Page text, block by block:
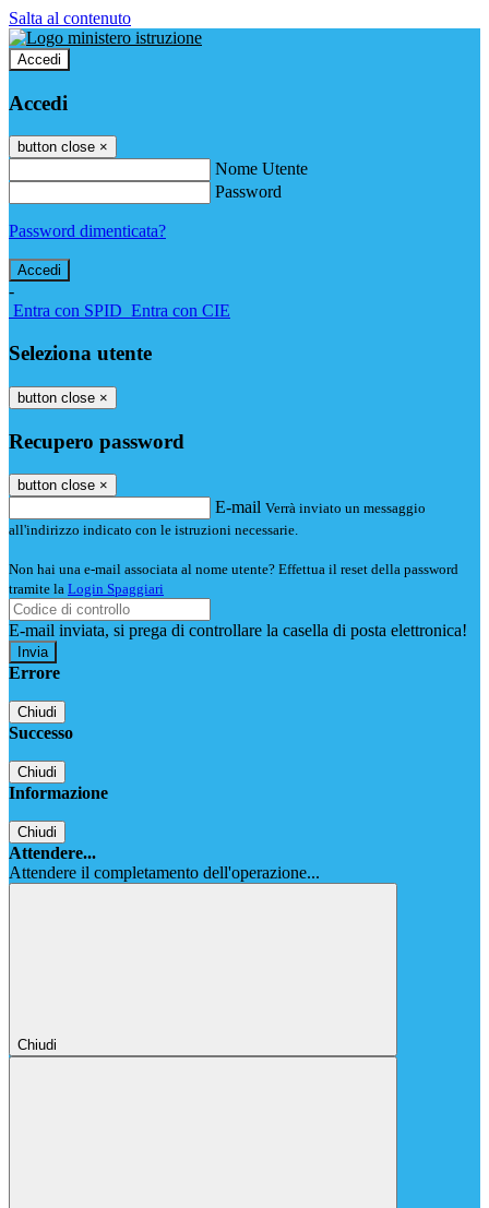
Salta al contenuto
Accedi
Accedi
button close ×
Nome Utente
Password
Password dimenticata?
-
Entra con SPID Entra con CIE
Seleziona utente
button close ×
Recupero password
button close ×
E-mail Verrà inviato un messaggio
all'indirizzo indicato con le istruzioni necessarie.
Non hai una e-mail associata al nome utente? Effettua il reset della password
tramite la Login Spaggiari
E-mail inviata, si prega di controllare la casella di posta elettronica!
Errore
Chiudi
Successo
Chiudi
Informazione
Chiudi
Attendere...
Attendere il completamento dell'operazione...
Chiudi